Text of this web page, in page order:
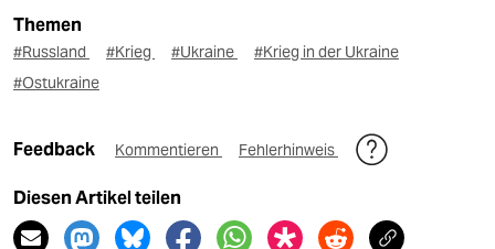
Themen
#Russland #Krieg #Ukraine
#Krieg in der Ukraine
#Ostukraine
Feedback Kommentieren Fehlerhinweis
Diesen Artikel teilen